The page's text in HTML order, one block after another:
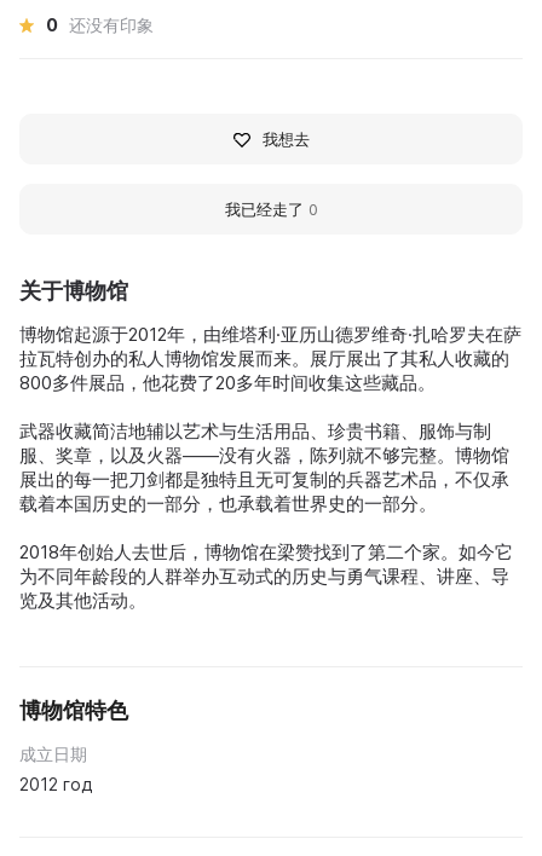
关于博物馆
博物馆起源于2012年，由维塔利·亚历山德罗维奇·扎哈罗夫在萨
拉瓦特创办的私人博物馆发展而来。展厅展出了其私人收藏的
800多件展品，他花费了20多年时间收集这些藏品。
武器收藏简洁地辅以艺术与生活用品、珍贵书籍、服饰与制
服、奖章，以及火器——没有火器，陈列就不够完整。博物馆
展出的每一把刀剑都是独特且无可复制的兵器艺术品，不仅承
载着本国历史的一部分，也承载着世界史的一部分。
2018年创始人去世后，博物馆在梁赞找到了第二个家。如今它
为不同年龄段的人群举办互动式的历史与勇气课程、讲座、导
览及其他活动。
博物馆特色
成立日期
2012 год
0 还没有印象
我想去
我已经走了 0